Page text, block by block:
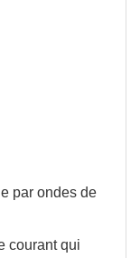
par ondes de
courant qui